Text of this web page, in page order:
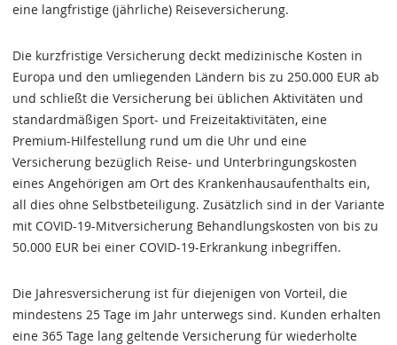
eine langfristige (jährliche) Reiseversicherung.
Die kurzfristige Versicherung deckt medizinische Kosten in
Europa und den umliegenden Ländern bis zu 250.000 EUR ab
und schließt die Versicherung bei üblichen Aktivitäten und
standardmäßigen Sport- und Freizeitaktivitäten, eine
Premium-Hilfestellung rund um die Uhr und eine
Versicherung bezüglich Reise- und Unterbringungskosten
eines Angehörigen am Ort des Krankenhausaufenthalts ein,
all dies ohne Selbstbeteiligung. Zusätzlich sind in der Variante
mit COVID-19-Mitversicherung Behandlungskosten von bis zu
50.000 EUR bei einer COVID-19-Erkrankung inbegriffen.
Die Jahresversicherung ist für diejenigen von Vorteil, die
mindestens 25 Tage im Jahr unterwegs sind. Kunden erhalten
eine 365 Tage lang geltende Versicherung für wiederholte